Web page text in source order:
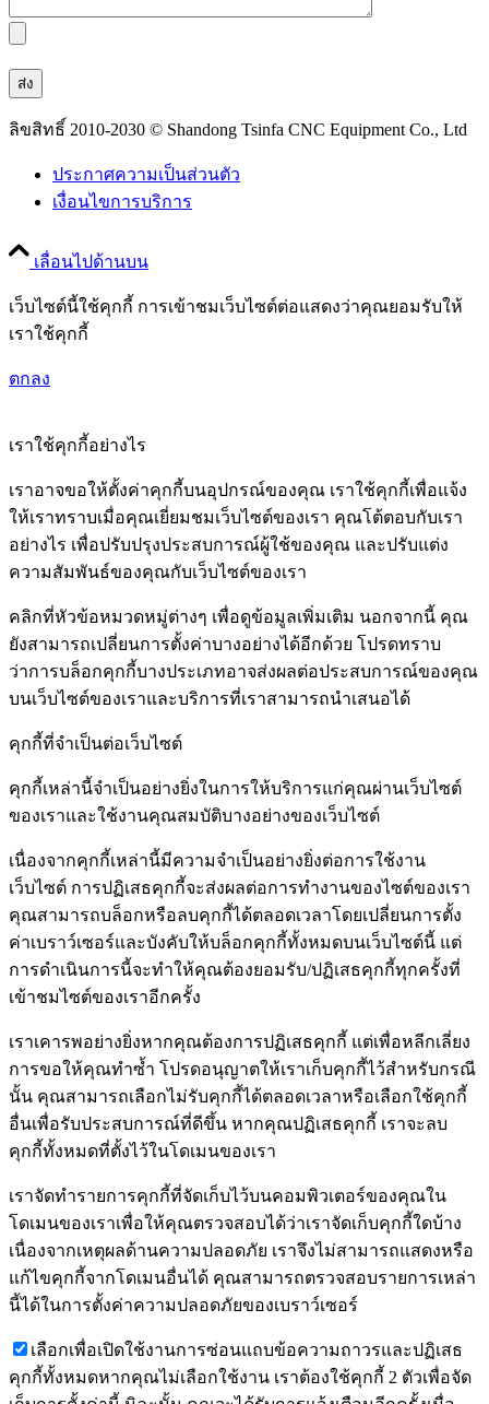
ลิขสิทธิ์ 2010-2030 © Shandong Tsinfa CNC Equipment Co., Ltd
ประกาศความเป็นส่วนตัว
เงื่อนไขการบริการ
เลื่อนไปด้านบน
เว็บไซต์นี้ใช้คุกกี้ การเข้าชมเว็บไซต์ต่อแสดงว่าคุณยอมรับให้
เราใช้คุกกี้
ตกลง
เราใช้คุกกี้อย่างไร
เราอาจขอให้ตั้งค่าคุกกี้บนอุปกรณ์ของคุณ เราใช้คุกกี้เพื่อแจ้ง
ให้เราทราบเมื่อคุณเยี่ยมชมเว็บไซต์ของเรา คุณโต้ตอบกับเรา
อย่างไร เพื่อปรับปรุงประสบการณ์ผู้ใช้ของคุณ และปรับแต่ง
ความสัมพันธ์ของคุณกับเว็บไซต์ของเรา
คลิกที่หัวข้อหมวดหมู่ต่างๆ เพื่อดูข้อมูลเพิ่มเติม นอกจากนี้ คุณ
ยังสามารถเปลี่ยนการตั้งค่าบางอย่างได้อีกด้วย โปรดทราบ
ว่าการบล็อกคุกกี้บางประเภทอาจส่งผลต่อประสบการณ์ของคุณ
บนเว็บไซต์ของเราและบริการที่เราสามารถนำเสนอได้
คุกกี้ที่จำเป็นต่อเว็บไซต์
คุกกี้เหล่านี้จำเป็นอย่างยิ่งในการให้บริการแก่คุณผ่านเว็บไซต์
ของเราและใช้งานคุณสมบัติบางอย่างของเว็บไซต์
เนื่องจากคุกกี้เหล่านี้มีความจำเป็นอย่างยิ่งต่อการใช้งาน
เว็บไซต์ การปฏิเสธคุกกี้จะส่งผลต่อการทำงานของไซต์ของเรา
คุณสามารถบล็อกหรือลบคุกกี้ได้ตลอดเวลาโดยเปลี่ยนการตั้ง
ค่าเบราว์เซอร์และบังคับให้บล็อกคุกกี้ทั้งหมดบนเว็บไซต์นี้ แต่
การดำเนินการนี้จะทำให้คุณต้องยอมรับ/ปฏิเสธคุกกี้ทุกครั้งที่
เข้าชมไซต์ของเราอีกครั้ง
เราเคารพอย่างยิ่งหากคุณต้องการปฏิเสธคุกกี้ แต่เพื่อหลีกเลี่ยง
การขอให้คุณทำซ้ำ โปรดอนุญาตให้เราเก็บคุกกี้ไว้สำหรับกรณี
นั้น คุณสามารถเลือกไม่รับคุกกี้ได้ตลอดเวลาหรือเลือกใช้คุกกี้
อื่นเพื่อรับประสบการณ์ที่ดีขึ้น หากคุณปฏิเสธคุกกี้ เราจะลบ
คุกกี้ทั้งหมดที่ตั้งไว้ในโดเมนของเรา
เราจัดทำรายการคุกกี้ที่จัดเก็บไว้บนคอมพิวเตอร์ของคุณใน
โดเมนของเราเพื่อให้คุณตรวจสอบได้ว่าเราจัดเก็บคุกกี้ใดบ้าง
เนื่องจากเหตุผลด้านความปลอดภัย เราจึงไม่สามารถแสดงหรือ
แก้ไขคุกกี้จากโดเมนอื่นได้ คุณสามารถตรวจสอบรายการเหล่า
นี้ได้ในการตั้งค่าความปลอดภัยของเบราว์เซอร์
เลือกเพื่อเปิดใช้งานการซ่อนแถบข้อความถาวรและปฏิเสธ
คุกกี้ทั้งหมดหากคุณไม่เลือกใช้งาน เราต้องใช้คุกกี้ 2 ตัวเพื่อจัด